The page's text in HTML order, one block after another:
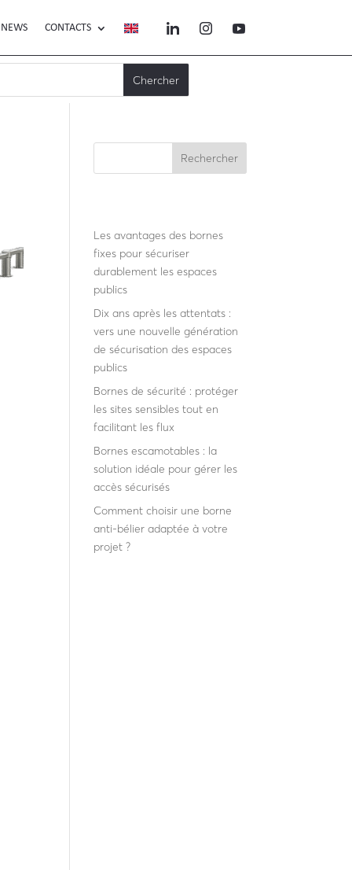
NEWS CONTACTS
Rechercher
Les avantages des bornes
fixes pour sécuriser
durablement les espaces
publics
Dix ans après les attentats :
vers une nouvelle génération
de sécurisation des espaces
publics
Bornes de sécurité : protéger
les sites sensibles tout en
facilitant les flux
Bornes escamotables : la
solution idéale pour gérer les
accès sécurisés
Comment choisir une borne
anti-bélier adaptée à votre
projet ?